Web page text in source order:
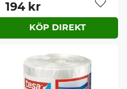
i favoriter
194 kr Lägg